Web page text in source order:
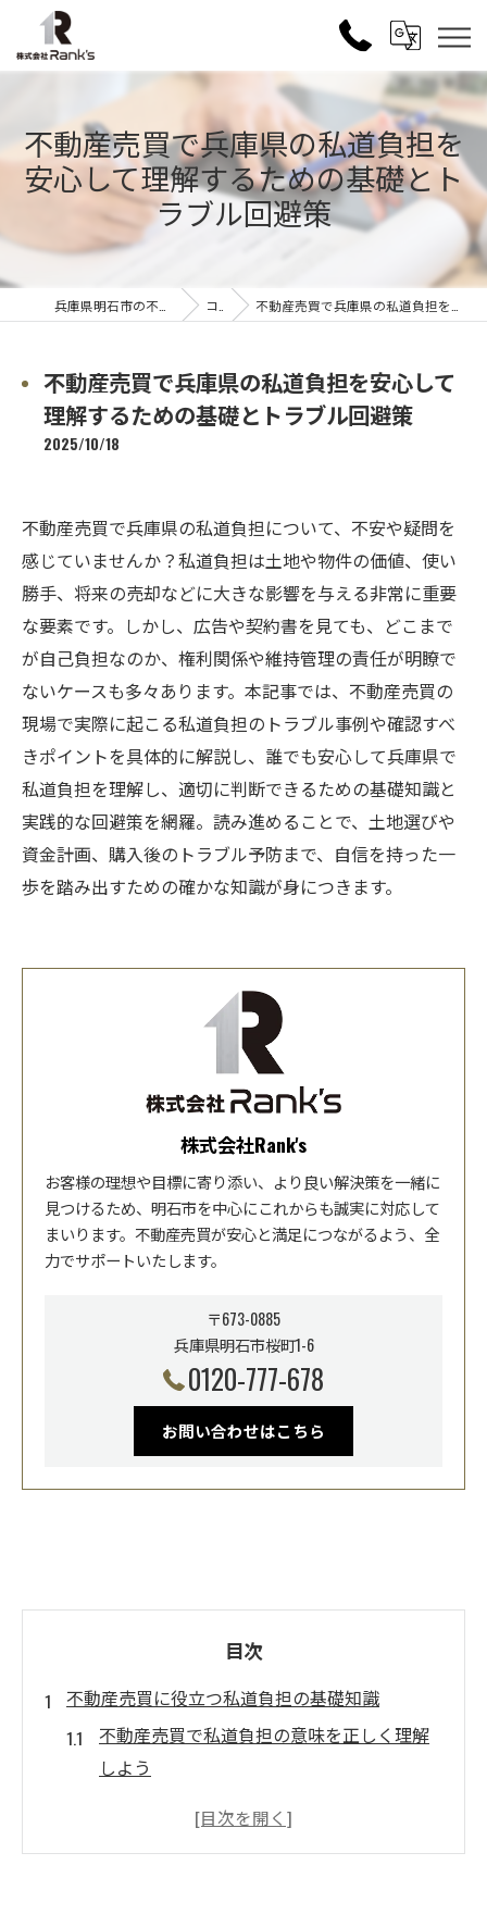
不動産売買で兵庫県の私道負担を
安心して理解するための基礎とト
ラブル回避策
コラム 不動産売買で兵庫県の私道負担を安心して理解するための基礎とトラブル回避策
不動産売買で兵庫県の私道負担を安心して
理解するための基礎とトラブル回避策
2025/10/18
不動産売買で兵庫県の私道負担について、不安や疑問を
感じていませんか？私道負担は土地や物件の価値、使い
勝手、将来の売却などに大きな影響を与える非常に重要
な要素です。しかし、広告や契約書を見ても、どこまで
が自己負担なのか、権利関係や維持管理の責任が明瞭で
ないケースも多々あります。本記事では、不動産売買の
現場で実際に起こる私道負担のトラブル事例や確認すべ
きポイントを具体的に解説し、誰でも安心して兵庫県で
私道負担を理解し、適切に判断できるための基礎知識と
実践的な回避策を網羅。読み進めることで、土地選びや
資金計画、購入後のトラブル予防まで、自信を持った一
歩を踏み出すための確かな知識が身につきます。
株式会社Rank's
お客様の理想や目標に寄り添い、より良い解決策を一緒に
見つけるため、明石市を中心にこれからも誠実に対応して
まいります。不動産売買が安心と満足につながるよう、全
力でサポートいたします。
〒673-0885
兵庫県明石市桜町1-6
0120-777-678
お問い合わせはこちら
目次
不動産売買に役立つ私道負担の基礎知識
不動産売買で私道負担の意味を正しく理解
しよう
私道負担が発生する不動産売買の仕組みを